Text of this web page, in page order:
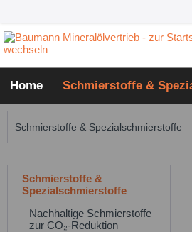
Home Schmierstoffe &
Schmierstoffe & Spezialschmierstoffe
Schmierstoffe &
Spezialschmierstoffe
Nachhaltige Schmierstoffe
zur CO₂-Reduktion